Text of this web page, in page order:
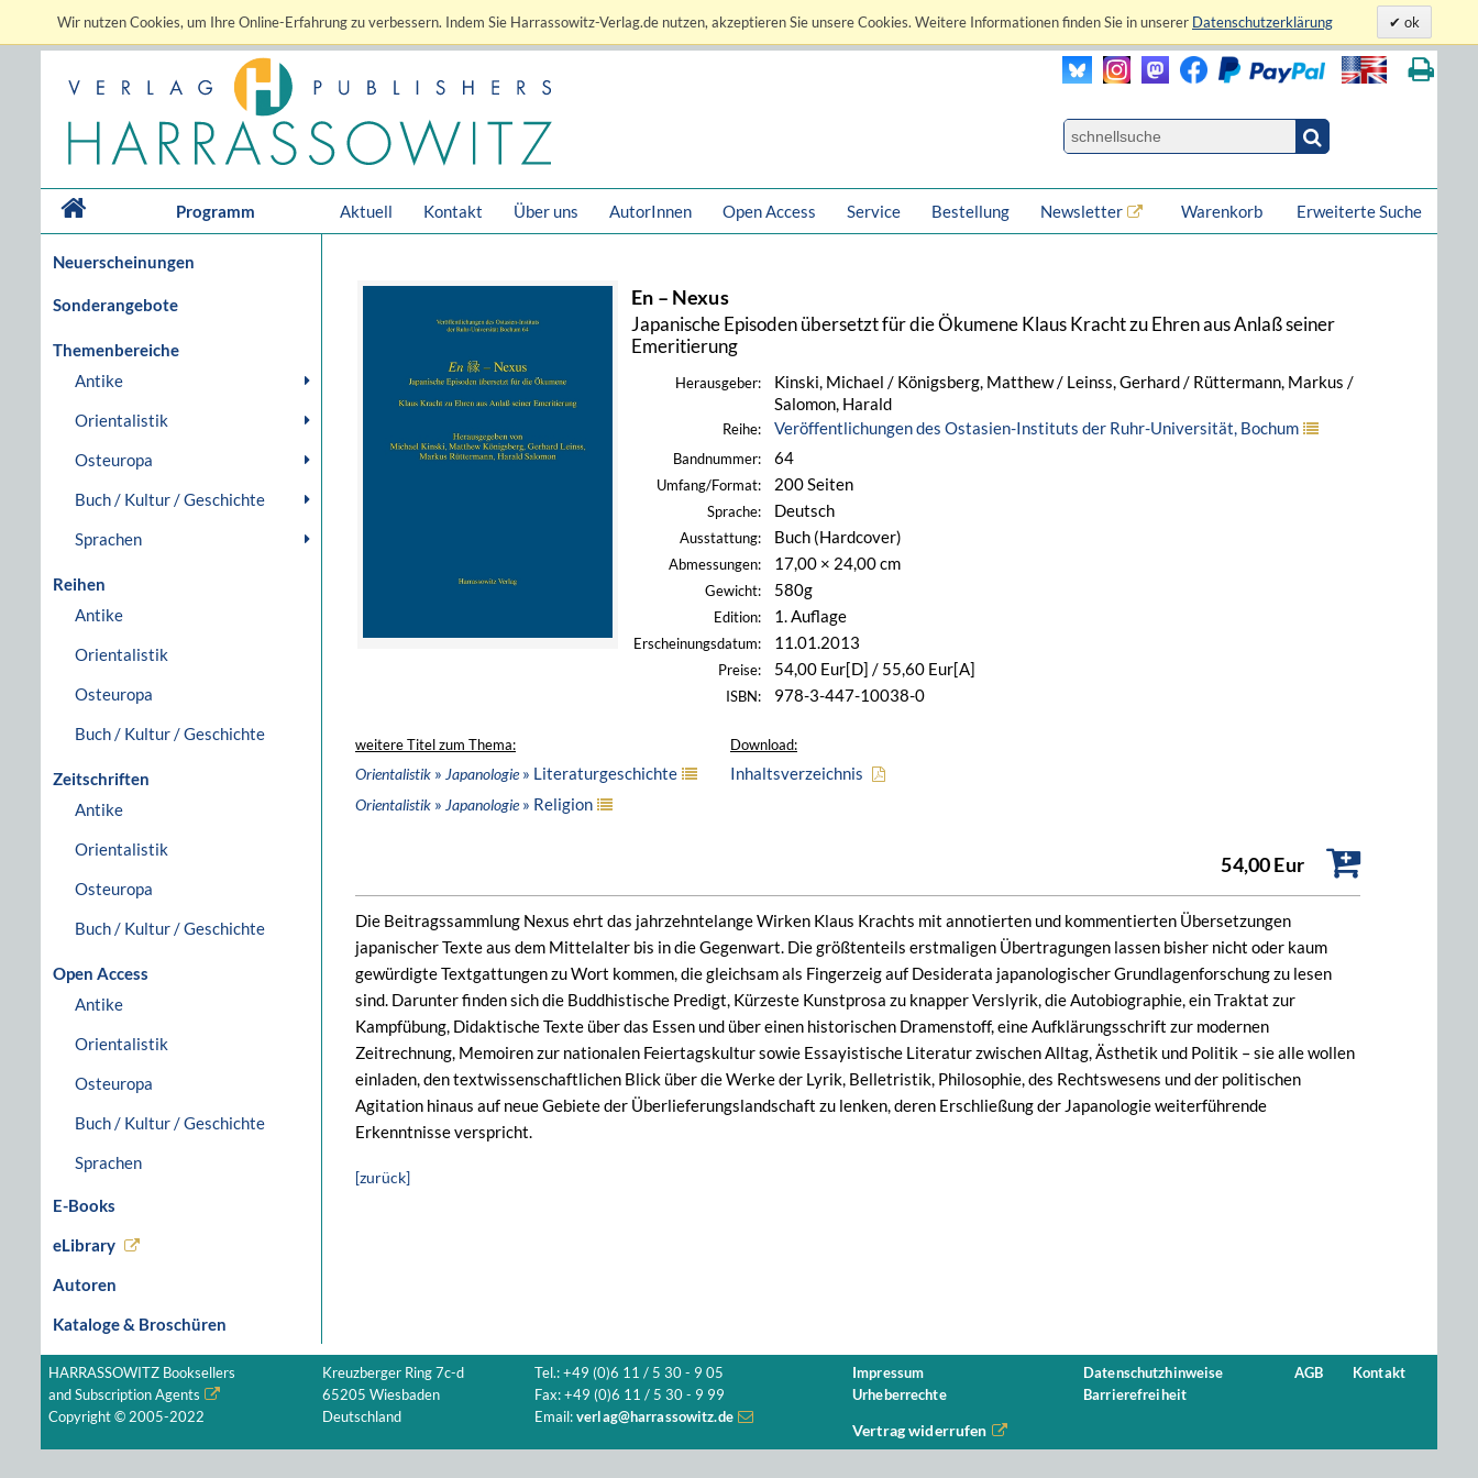
Wir nutzen Cookies, um Ihre Online-Erfahrung zu verbessern. Indem Sie Harrassowitz-Verlag.de nutzen, akzeptieren Sie unsere Cookies. Weitere Informationen finden Sie in unserer Datenschutzerklärung ok
Programm Aktuell Kontakt Über uns AutorInnen Open Access Service Bestellung Newsletter Erweiterte Suche
Warenkorb
Neuerscheinungen
Sonderangebote
Themenbereiche
Antike
Orientalistik
Osteuropa
Buch / Kultur / Geschichte
Sprachen
Reihen
Antike
Orientalistik
Osteuropa
Buch / Kultur / Geschichte
Zeitschriften
Antike
Orientalistik
Osteuropa
Buch / Kultur / Geschichte
Open Access
Antike
Orientalistik
Osteuropa
Buch / Kultur / Geschichte
Sprachen
E-Books
eLibrary
Autoren
Kataloge & Broschüren
En – Nexus
Japanische Episoden übersetzt für die Ökumene Klaus Kracht zu Ehren aus Anlaß seiner
Emeritierung
Herausgeber:
Kinski, Michael / Königsberg, Matthew / Leinss, Gerhard / Rüttermann, Markus /
Salomon, Harald
Reihe: Veröffentlichungen des Ostasien-Instituts der Ruhr-Universität, Bochum
Bandnummer: 64
Umfang/Format: 200 Seiten
Sprache: Deutsch
Ausstattung: Buch (Hardcover)
Abmessungen: 17,00 × 24,00 cm
Gewicht: 580g
Edition: 1. Auflage
Erscheinungsdatum: 11.01.2013
Preise: 54,00 Eur[D] / 55,60 Eur[A]
ISBN: 978-3-447-10038-0
weitere Titel zum Thema:
Orientalistik » Japanologie» Literaturgeschichte
Orientalistik » Japanologie» Religion
Download:
Inhaltsverzeichnis
54,00 Eur
Die Beitragssammlung Nexus ehrt das jahrzehntelange Wirken Klaus Krachts mit annotierten und kommentierten Übersetzungen
japanischer Texte aus dem Mittelalter bis in die Gegenwart. Die größtenteils erstmaligen Übertragungen lassen bisher nicht oder kaum
gewürdigte Textgattungen zu Wort kommen, die gleichsam als Fingerzeig auf Desiderata japanologischer Grundlagenforschung zu lesen
sind. Darunter finden sich die Buddhistische Predigt, Kürzeste Kunstprosa zu knapper Verslyrik, die Autobiographie, ein Traktat zur
Kampfübung, Didaktische Texte über das Essen und über einen historischen Dramenstoff, eine Aufklärungsschrift zur modernen
Zeitrechnung, Memoiren zur nationalen Feiertagskultur sowie Essayistische Literatur zwischen Alltag, Ästhetik und Politik – sie alle wollen
einladen, den textwissenschaftlichen Blick über die Werke der Lyrik, Belletristik, Philosophie, des Rechtswesens und der politischen
Agitation hinaus auf neue Gebiete der Überlieferungslandschaft zu lenken, deren Erschließung der Japanologie weiterführende
Erkenntnisse verspricht.
[zurück]
HARRASSOWITZ Booksellers
and Subscription Agents
Copyright © 2005-2022
Kreuzberger Ring 7c-d
65205 Wiesbaden
Deutschland
Tel.: +49 (0)6 11 / 5 30 - 9 05
Fax: +49 (0)6 11 / 5 30 - 9 99
Email: verlag@harrassowitz.de
Impressum
Urheberrechte
Datenschutzhinweise
Barrierefreiheit
AGB Kontakt
Vertrag widerrufen